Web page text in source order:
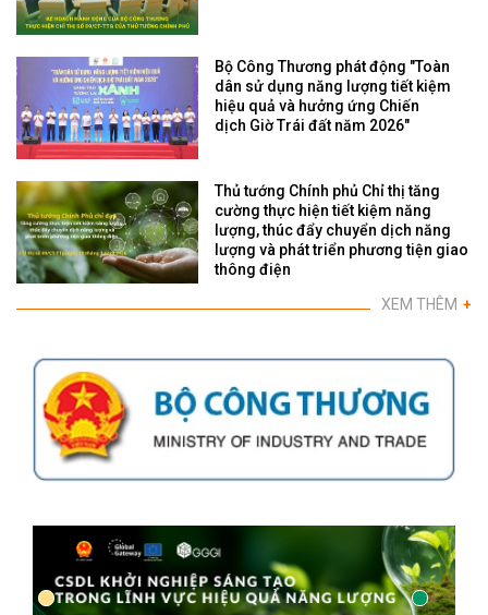
Bộ Công Thương phát động "Toàn
dân sử dụng năng lượng tiết kiệm
hiệu quả và hưởng ứng Chiến
dịch Giờ Trái đất năm 2026"
Thủ tướng Chính phủ Chỉ thị tăng
cường thực hiện tiết kiệm năng
lượng, thúc đẩy chuyển dịch năng
lượng và phát triển phương tiện giao
thông điện
XEM THÊM +